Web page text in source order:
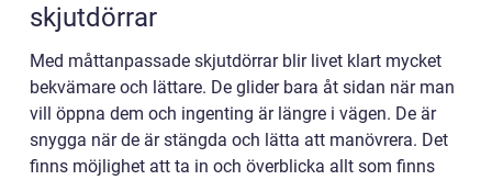
skjutdörrar
Med måttanpassade skjutdörrar blir livet klart mycket
bekvämare och lättare. De glider bara åt sidan när man
vill öppna dem och ingenting är längre i vägen. De är
snygga när de är stängda och lätta att manövrera. Det
finns möjlighet att ta in och överblicka allt som finns